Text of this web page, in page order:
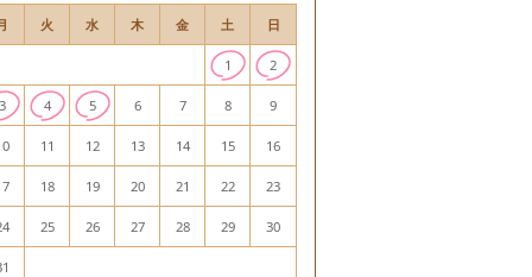
火 水 木 金 土 日
1 2
3 4 5 6 7 8 9
11 12 13 14 15 16
18 19 20 21 22 23
25 26 27 28 29 30